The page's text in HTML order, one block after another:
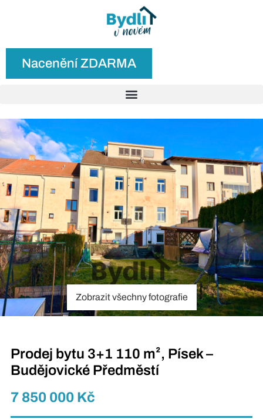
Nacenění ZDARMA
Zobrazit všechny fotografie
Prodej bytu 3+1 110 m², Písek –
Budějovické Předměstí
7 850 000 Kč